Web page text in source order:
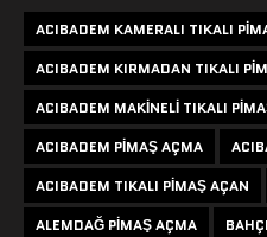
ACIBADEM KAMERALI TIKALI
ACIBADEM KIRMADAN TIKALI
ACIBADEM MAKINELI TIKALI
ACIBADEM PIMAŞ AÇMA
ACIBADEM TIKALI PIMAŞ AÇAN
ALEMDAĞ PIMAŞ AÇMA